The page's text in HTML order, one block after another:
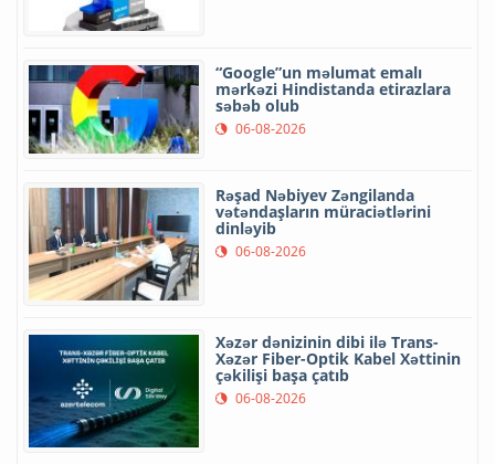
“Google”un məlumat emalı
mərkəzi Hindistanda etirazlara
səbəb olub
06-08-2026
Rəşad Nəbiyev Zəngilanda
vətəndaşların müraciətlərini
dinləyib
06-08-2026
Xəzər dənizinin dibi ilə Trans-
Xəzər Fiber-Optik Kabel Xəttinin
çəkilişi başa çatıb
06-08-2026